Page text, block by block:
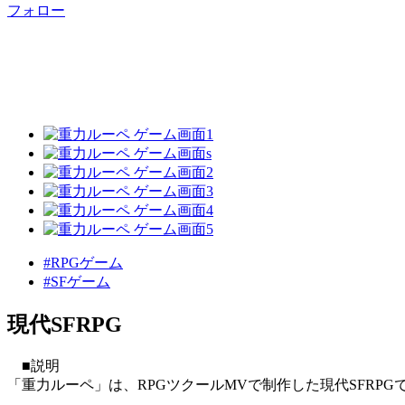
フォロー
#RPGゲーム
#SFゲーム
現代SFRPG
■説明
「重力ルーペ」は、RPGツクールMVで制作した現代SFRPG